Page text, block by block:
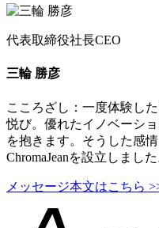
代表取締役社長CEO
三輪 勝彦
こころざし：一度体験し
悦び。優れたイノベーシ
を抱きます。そうした感
ChromaJeanを設立しました
メッセージ本文はこちら